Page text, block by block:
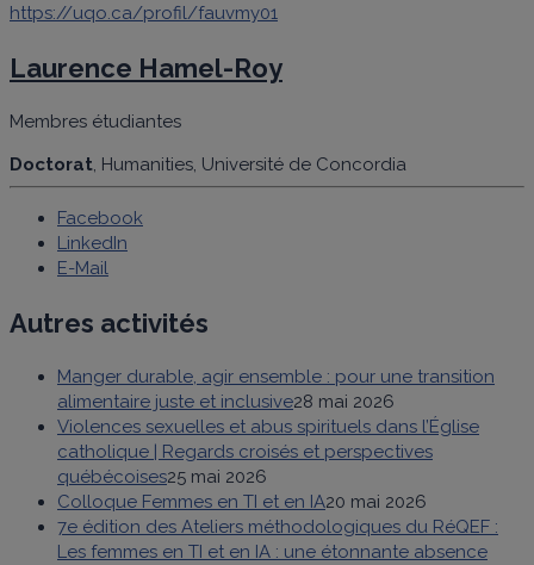
https://uqo.ca/profil/fauvmy01
Laurence Hamel-Roy
Membres étudiantes
Doctorat , Humanities, Université de Concordia
Facebook
LinkedIn
E-Mail
Autres activités
Manger durable, agir ensemble : pour une transition
alimentaire juste et inclusive28 mai 2026
Violences sexuelles et abus spirituels dans l’Église
catholique | Regards croisés et perspectives
québécoises25 mai 2026
Colloque Femmes en TI et en IA20 mai 2026
7e édition des Ateliers méthodologiques du RéQEF :
Les femmes en TI et en IA : une étonnante absence